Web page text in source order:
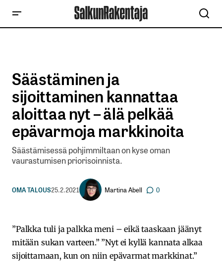
Säästäminen ja
sijoittaminen kannattaa
aloittaa nyt – älä pelkää
epävarmoja markkinoita
Säästämisessä pohjimmiltaan on kyse oman
vaurastumisen priorisoinnista.
OMA TALOUS25.2.2021 Martina Abell 0
”Palkka tuli ja palkka meni – eikä taaskaan jäänyt
mitään sukan varteen.” ”Nyt ei kyllä kannata alkaa
sijoittamaan, kun on niin epävarmat markkinat.”